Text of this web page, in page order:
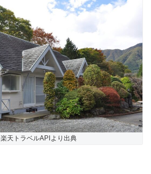
楽天トラベルAPIより出典